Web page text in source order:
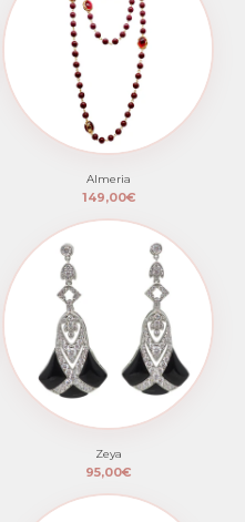
Almeria
149,00€
Zeya
95,00€